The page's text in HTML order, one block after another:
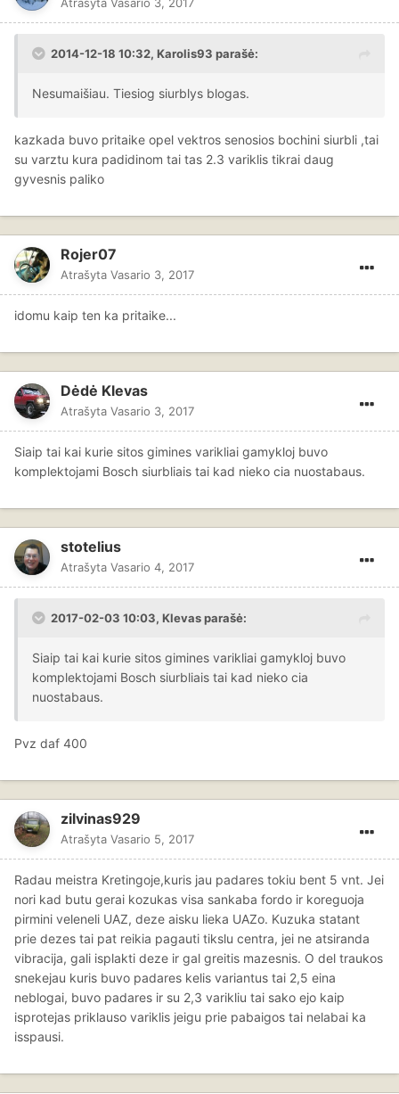
Atrašyta Vasario 3, 2017
2014-12-18 10:32, Karolis93 parašė:
Nesumaišiau. Tiesiog siurblys blogas.
kazkada buvo pritaike opel vektros senosios bochini siurbli ,tai
su varztu kura padidinom tai tas 2.3 variklis tikrai daug
gyvesnis paliko
Rojer07
Atrašyta Vasario 3, 2017
idomu kaip ten ka pritaike...
Dėdė Klevas
Atrašyta Vasario 3, 2017
Siaip tai kai kurie sitos gimines varikliai gamykloj buvo
komplektojami Bosch siurbliais tai kad nieko cia nuostabaus.
stotelius
Atrašyta Vasario 4, 2017
2017-02-03 10:03, Klevas parašė:
Siaip tai kai kurie sitos gimines varikliai gamykloj buvo
komplektojami Bosch siurbliais tai kad nieko cia
nuostabaus.
Pvz daf 400
zilvinas929
Atrašyta Vasario 5, 2017
Radau meistra Kretingoje,kuris jau padares tokiu bent 5 vnt. Jei
nori kad butu gerai kozukas visa sankaba fordo ir koreguoja
pirmini veleneli UAZ, deze aisku lieka UAZo. Kuzuka statant
prie dezes tai pat reikia pagauti tikslu centra, jei ne atsiranda
vibracija, gali isplakti deze ir gal greitis mazesnis. O del traukos
snekejau kuris buvo padares kelis variantus tai 2,5 eina
neblogai, buvo padares ir su 2,3 varikliu tai sako ejo kaip
isprotejas priklauso variklis jeigu prie pabaigos tai nelabai ka
isspausi.